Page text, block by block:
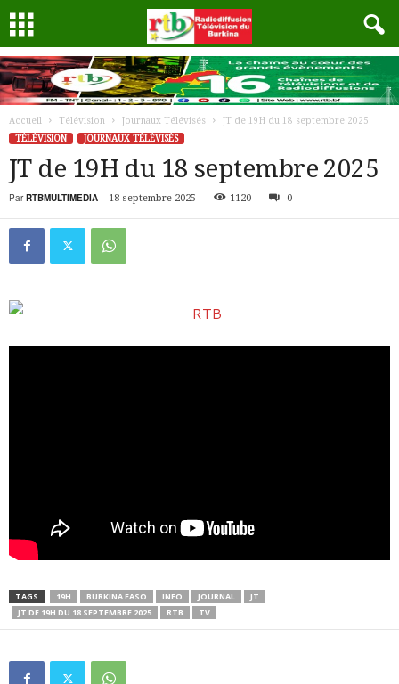
Accueil Télévision Journaux Télévisés
JT de 19H du 18 septembre 2025
TÉLÉVISION
JOURNAUX TÉLÉVISÉS
JT de 19H du 18 septembre 2025
Par RTBMULTIMEDIA - 18 septembre 2025 1120 0
TAGS 19H BURKINA FASO INFO JOURNAL
JT
JT DE 19H DU 18 SEPTEMBRE 2025
RTB TV